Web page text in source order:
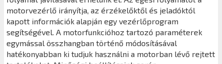
motorvezérlő irányítja, az érzékelőktől és jeladóktól
kapott információk alapján egy vezérlőprogram
segítségével. A motorfunkcióhoz tartozó paraméterek
egymással összhangban történő módosításával
hatékonyabban ki tudjuk használni a motorban lévő rejtett